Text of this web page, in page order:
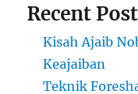
Recent
Kisah Ajaib
Keajaiban
Teknik